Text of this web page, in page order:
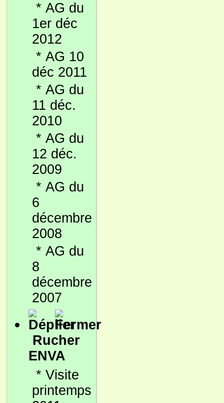
* AG du
1er déc
2012
* AG 10
déc 2011
* AG du
11 déc.
2010
* AG du
12 déc.
2009
* AG du
6
décembre
2008
* AG du
8
décembre
2007
Rucher
ENVA
* Visite
printemps